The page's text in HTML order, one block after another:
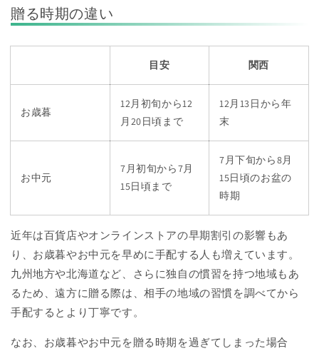
贈る時期の違い
目安 関西
お歳暮
12月初旬から12
月20日頃まで
12月13日から年
末
お中元
7月初旬から7月
15日頃まで
7月下旬から8月
15日頃のお盆の
時期
近年は百貨店やオンラインストアの早期割引の影響もあ
り、お歳暮やお中元を早めに手配する人も増えています。
九州地方や北海道など、さらに独自の慣習を持つ地域もあ
るため、遠方に贈る際は、相手の地域の習慣を調べてから
手配するとより丁寧です。
なお、お歳暮やお中元を贈る時期を過ぎてしまった場合